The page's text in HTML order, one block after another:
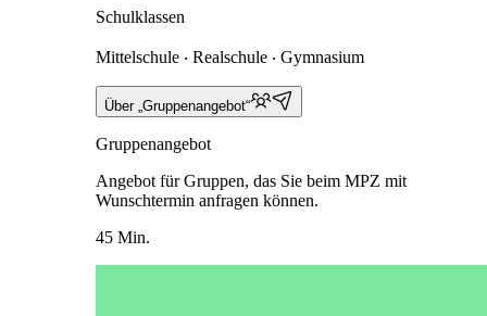
Schulklassen
Mittelschule ‧ Realschule ‧ Gymnasium
Über „Gruppenangebot“
Gruppenangebot
Angebot für Gruppen, das Sie beim MPZ mit
Wunschtermin anfragen können.
45 Min.